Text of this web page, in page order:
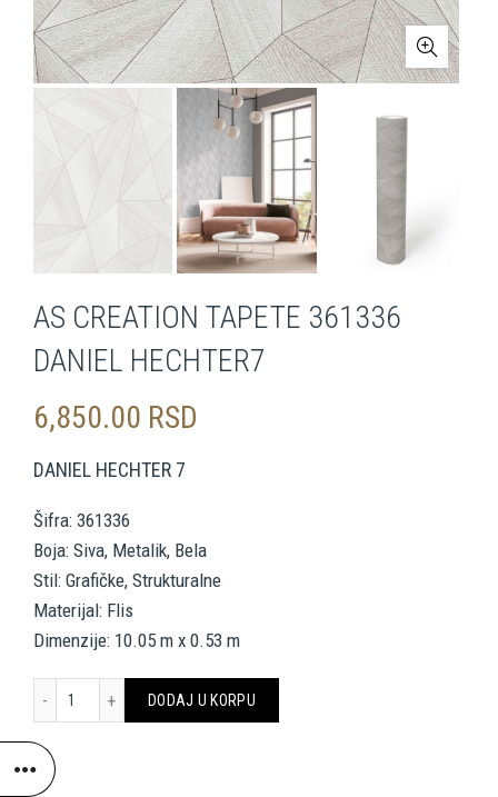
AS CREATION TAPETE 361336
DANIEL HECHTER7
6,850.00 RSD
DANIEL HECHTER 7
Šifra: 361336
Boja: Siva, Metalik, Bela
Stil: Grafičke, Strukturalne
Materijal: Flis
Dimenzije: 10.05 m x 0.53 m
DODAJ U KORPU